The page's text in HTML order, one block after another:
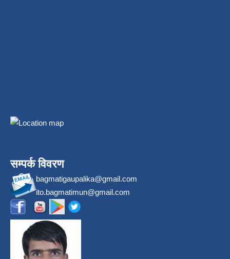
सम्पर्क विवरण
bagmatigaupalika@gmail.com
ito.bagmatimun@gmail.com